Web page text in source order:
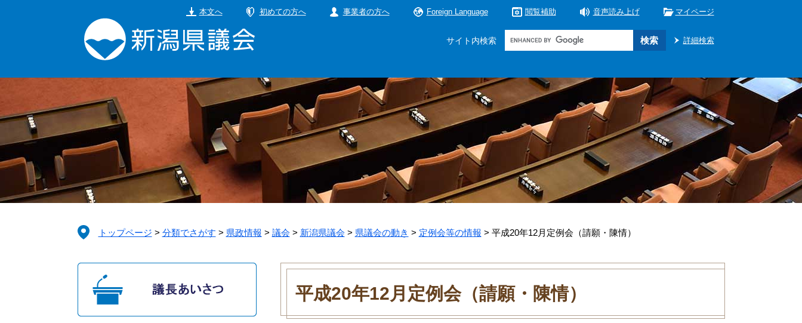
頭
飛
て
へ
本文へ 初めての方へ 事業者の方へ Foreign Language 閲覧補助 音声読み上げ マイページ
サイト内検索
Google
ム
索
詳細検索
トップページ > 分類でさがす > 県政情報 > 議会 > 新潟県議会 > 県議会の動き > 定例会等の情報 > 平成20年12月定例会（請願・陳情）
本
平成20年12月定例会（請願・陳情）